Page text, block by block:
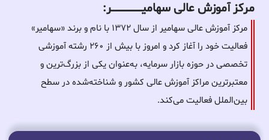
مرکز آموزش عالی سهامیـــــــــــــــــــــــــر:
مرکز آموزش عالی سهامیر از سال ۱۳۷۲ با نام و برند «سهامیر»
فعالیت خود را آغاز کرد و امروز با بیش از ۲۶۰ رشته آموزشی
تخصصی در حوزه بازار سرمایه، به‌عنوان یکی از بزرگ‌ترین و
معتبرترین مراکز آموزش عالی کشور و شناخته‌شده در سطح
بین‌الملل فعالیت می‌کند.